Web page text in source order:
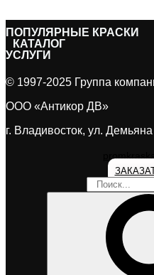
ПОПУЛЯPНЫЕ КРАСКИ
КАТАЛОГ
УСЛУГИ
© 1997-2025 Группа
ООО «Антикор ДВ»
г. Владивосток, ул.